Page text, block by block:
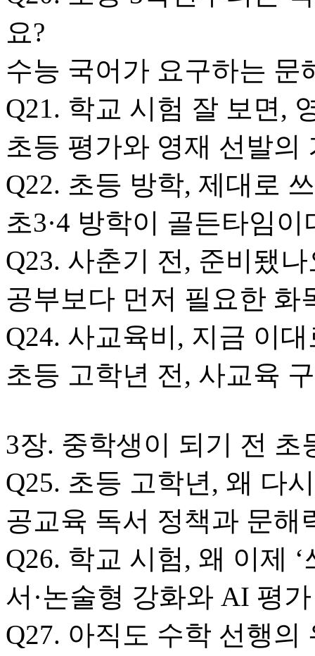
요?
수능 국어가 요구하는 문
Q21. 학교 시험 잘 보면,
초등 평가와 영재 선발의
Q22. 초등 방학, 제대로
초3·4 방학이 골든타임이
Q23. 사춘기 전, 준비됐나
공부보다 먼저 필요한 화
Q24. 사교육비, 지금 이
초등 고학년 전, 사교육
3장. 중학생이 되기 전
Q25. 초등 고학년, 왜 다
공교육 독서 정책과 문해
Q26. 학교 시험, 왜 이제
서·논술형 강화와 AI 평
Q27. 아직도 수학 선행의